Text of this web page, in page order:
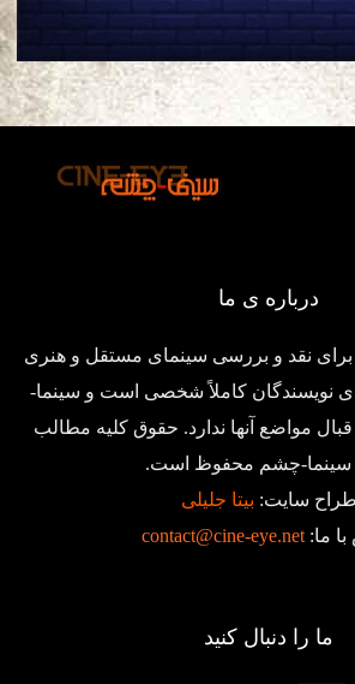
درباره ی ما
نقد و بررسی سینمای مستقل و هنری
نویسندگان کاملاً شخصی است و سینما-
مواضع آنها ندارد. حقوق کلیه مطالب
سینما-چشم محفوظ است.
طراح سایت: بیتا جلیلی
ما:contact@cine-eye.net
ما را دنبال کنید